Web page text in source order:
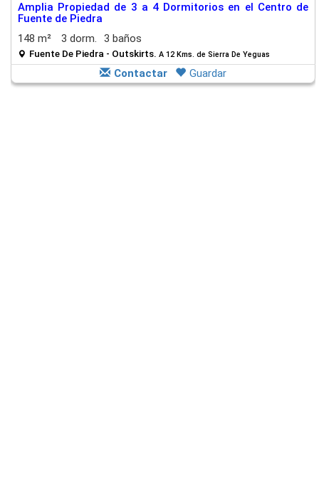
Amplia Propiedad de 3 a 4 Dormitorios en el Centro de
Fuente de Piedra
148 m²
3 dorm. 3 baños
Fuente De Piedra - Outskirts. A 12 Kms. de Sierra De Yeguas
Contactar Guardar